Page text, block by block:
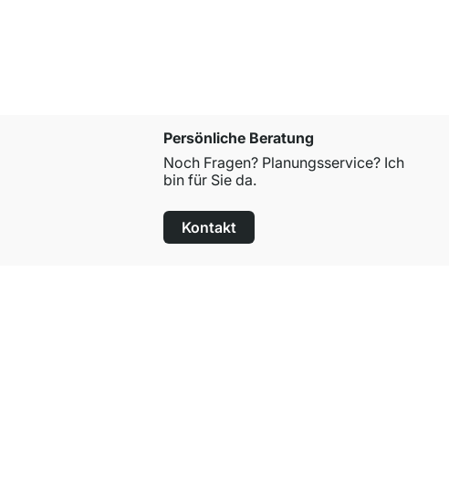
Persönliche Beratung
Noch Fragen? Planungsservice? Ich
bin für Sie da.
Kontakt